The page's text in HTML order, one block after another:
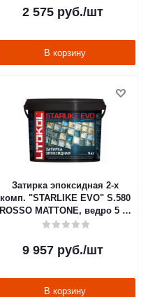
2 575руб./шт
В корзину
Затирка эпоксидная 2-х
комп. "STARLIKE EVO" S.580
ROSSO MATTONE, ведро 5 кг
(1) LITOKOL
9 957руб./шт
В корзину